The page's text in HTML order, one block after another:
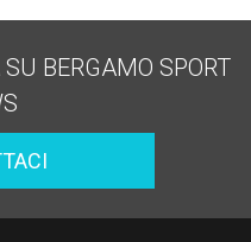
BERGAMO SPORT